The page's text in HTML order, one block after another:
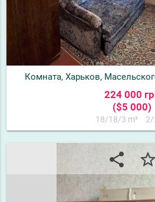
Комната, Харьков,
224 000
($5 000)
18/18/3 m² 2/
share star_border